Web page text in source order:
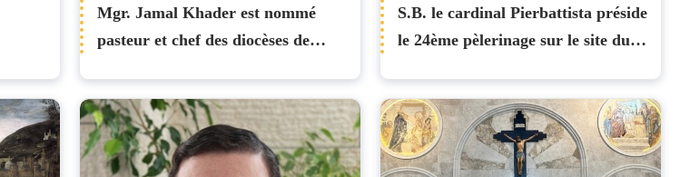
Mgr. Jamal Khader est nommé
pasteur et chef des diocèses de
S.B. le cardinal Pierbattista préside
le 24ème pèlerinage sur le site du